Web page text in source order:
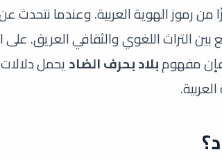
من رموز الهوية العربية. وعندما نتحدث
التراث اللغوي والثقافي العريق.
فإن مفهومبلاد بحرف الضاديحمل